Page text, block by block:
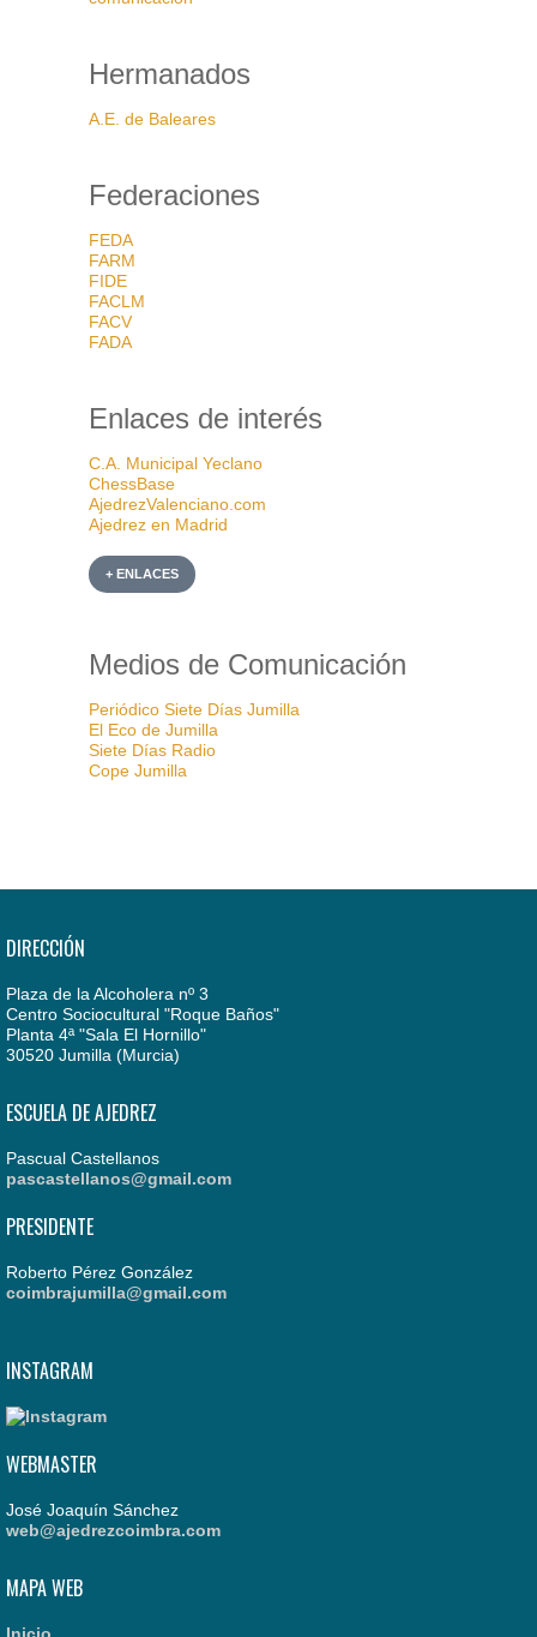
Hermanados
A.E. de Baleares
Federaciones
FEDA
FARM
FIDE
FACLM
FACV
FADA
Enlaces de interés
C.A. Municipal Yeclano
ChessBase
AjedrezValenciano.com
Ajedrez en Madrid
+ ENLACES
Medios de Comunicación
Periódico Siete Días Jumilla
El Eco de Jumilla
Siete Días Radio
Cope Jumilla
DIRECCIÓN
Plaza de la Alcoholera nº 3
Centro Sociocultural "Roque Baños"
Planta 4ª "Sala El Hornillo"
30520 Jumilla (Murcia)
ESCUELA DE AJEDREZ
Pascual Castellanos
pascastellanos@gmail.com
PRESIDENTE
Roberto Pérez González
coimbrajumilla@gmail.com
INSTAGRAM
WEBMASTER
José Joaquín Sánchez
web@ajedrezcoimbra.com
MAPA WEB